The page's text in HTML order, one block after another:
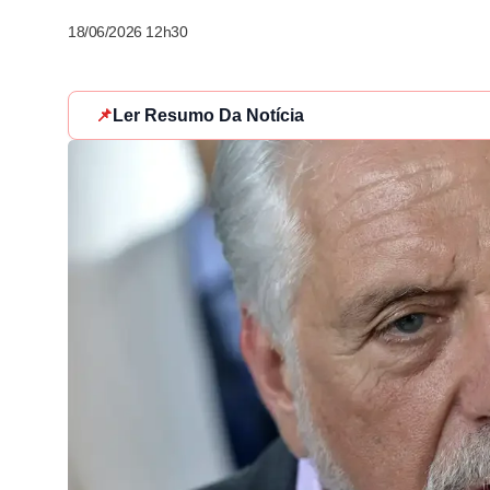
18/06/2026 12h30
📌 Ler Resumo Da Notícia